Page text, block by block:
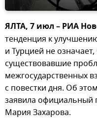
ЯЛТА, 7 июл – РИА
тенденция к
и Турцией не
существовавшие
межгосударственных
с повестки дня. Об
заявила официальный
Мария Захарова.